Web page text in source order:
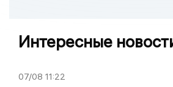
Интересные
07/08 11:22